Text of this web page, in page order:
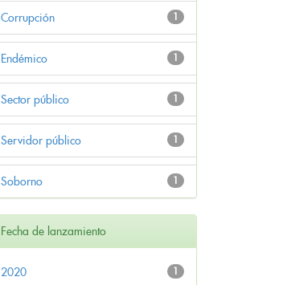
1
Corrupción
1
Endémico
1
Sector público
1
Servidor público
1
Soborno
Fecha de lanzamiento
1
2020